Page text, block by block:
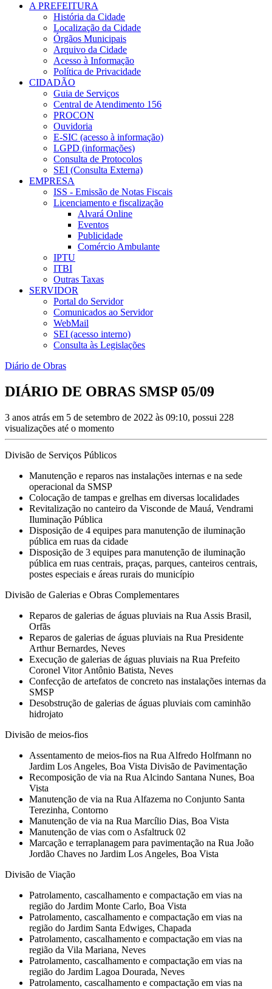
A PREFEITURA
História da Cidade
Localização da Cidade
Órgãos Municipais
Arquivo da Cidade
Acesso à Informação
Política de Privacidade
CIDADÃO
Guia de Serviços
Central de Atendimento 156
PROCON
Ouvidoria
E-SIC (acesso à informação)
LGPD (informações)
Consulta de Protocolos
SEI (Consulta Externa)
EMPRESA
ISS - Emissão de Notas Fiscais
Licenciamento e fiscalização
Alvará Online
Eventos
Publicidade
Comércio Ambulante
IPTU
ITBI
Outras Taxas
SERVIDOR
Portal do Servidor
Comunicados ao Servidor
WebMail
SEI (acesso interno)
Consulta às Legislações
Diário de Obras
DIÁRIO DE OBRAS SMSP 05/09
3 anos atrás em 5 de setembro de 2022 às 09:10, possui 228
visualizações até o momento
Divisão de Serviços Públicos
Manutenção e reparos nas instalações internas e na sede
operacional da SMSP
Colocação de tampas e grelhas em diversas localidades
Revitalização no canteiro da Visconde de Mauá, Vendrami
Iluminação Pública
Disposição de 4 equipes para manutenção de iluminação
pública em ruas da cidade
Disposição de 3 equipes para manutenção de iluminação
pública em ruas centrais, praças, parques, canteiros centrais,
postes especiais e áreas rurais do município
Divisão de Galerias e Obras Complementares
Reparos de galerias de águas pluviais na Rua Assis Brasil,
Orfãs
Reparos de galerias de águas pluviais na Rua Presidente
Arthur Bernardes, Neves
Execução de galerias de águas pluviais na Rua Prefeito
Coronel Vitor Antônio Batista, Neves
Confecção de artefatos de concreto nas instalações internas da
SMSP
Desobstrução de galerias de águas pluviais com caminhão
hidrojato
Divisão de meios-fios
Assentamento de meios-fios na Rua Alfredo Holfmann no
Jardim Los Angeles, Boa Vista Divisão de Pavimentação
Recomposição de via na Rua Alcindo Santana Nunes, Boa
Vista
Manutenção de via na Rua Alfazema no Conjunto Santa
Terezinha, Contorno
Manutenção de via na Rua Marcílio Dias, Boa Vista
Manutenção de vias com o Asfaltruck 02
Marcação e terraplanagem para pavimentação na Rua João
Jordão Chaves no Jardim Los Angeles, Boa Vista
Divisão de Viação
Patrolamento, cascalhamento e compactação em vias na
região do Jardim Monte Carlo, Boa Vista
Patrolamento, cascalhamento e compactação em vias na
região do Jardim Santa Edwiges, Chapada
Patrolamento, cascalhamento e compactação em vias na
região da Vila Mariana, Neves
Patrolamento, cascalhamento e compactação em vias na
região do Jardim Lagoa Dourada, Neves
Patrolamento, cascalhamento e compactação em vias na